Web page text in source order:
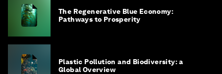
The Regenerative Blue Economy:
Pathways to Prosperity
Plastic Pollution and Biodiversity: a
Global Overview